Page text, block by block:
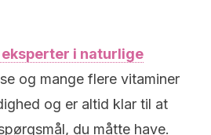
i naturlige
og mange flere vitaminer
og er altid klar til at
du måtte have.